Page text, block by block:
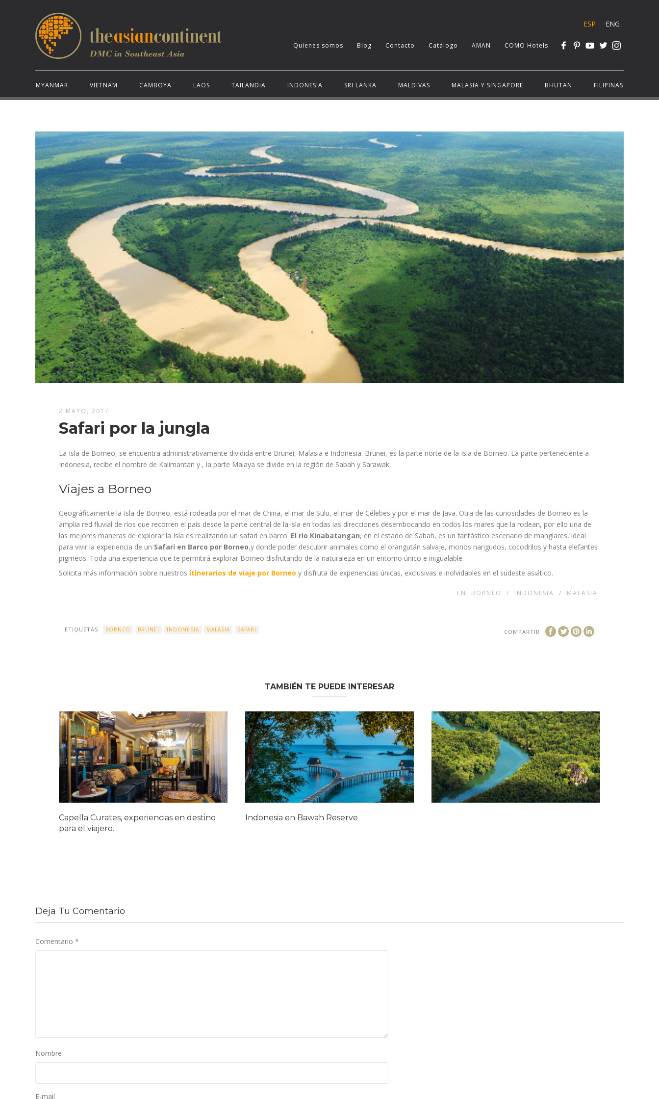
ESP ENG
Quienes somos Blog Contacto Catálogo AMAN COMO Hotels
MYANMAR VIETNAM CAMBOYA LAOS TAILANDIA INDONESIA SRI LANKA MALDIVAS MALASIA Y SINGAPORE BHUTAN FILIPINAS
2 MAYO, 2017
Safari por la jungla
La Isla de Borneo, se encuentra administrativamente dividida entre Brunei, Malasia e Indonesia. Brunei, es la parte norte de la Isla de Borneo. La parte perteneciente a
Indonesia, recibe el nombre de Kalimantan y , la parte Malaya se divide en la región de Sabah y Sarawak.
Viajes a Borneo
Geográficamente la Isla de Borneo, está rodeada por el mar de China, el mar de Sulu, el mar de Célebes y por el mar de Java. Otra de las curiosidades de Borneo es la
amplia red fluvial de ríos que recorren el país desde la parte central de la isla en todas las direcciones desembocando en todos los mares que la rodean, por ello una de
las mejores maneras de explorar la Isla es realizando un safari en barco. El rio Kinabatangan, en el estado de Sabah, es un fantástico escenario de manglares, ideal
para vivir la experiencia de un Safari en Barco por Borneo,y donde poder descubrir animales como el orangután salvaje, monos narigudos, cocodrilos y hasta elefantes
pigmeos. Toda una experiencia que te permitirá explorar Borneo disfrutando de la naturaleza en un entorno único e inigualable.
Solicita más información sobre nuestros itinerarios de viaje por Borneo y disfruta de experiencias únicas, exclusivas e inolvidables en el sudeste asiático.
EN BORNEO / INDONESIA / MALASIA
COMPARTIR
ETIQUETAS BORNEO BRUNEI INDONESIA MALASIA SAFARI
TAMBIÉN TE PUEDE INTERESAR
Capella Curates, experiencias en destino
para el viajero.
Indonesia en Bawah Reserve
Deja Tu Comentario
Comentario *
Nombre
E-mail